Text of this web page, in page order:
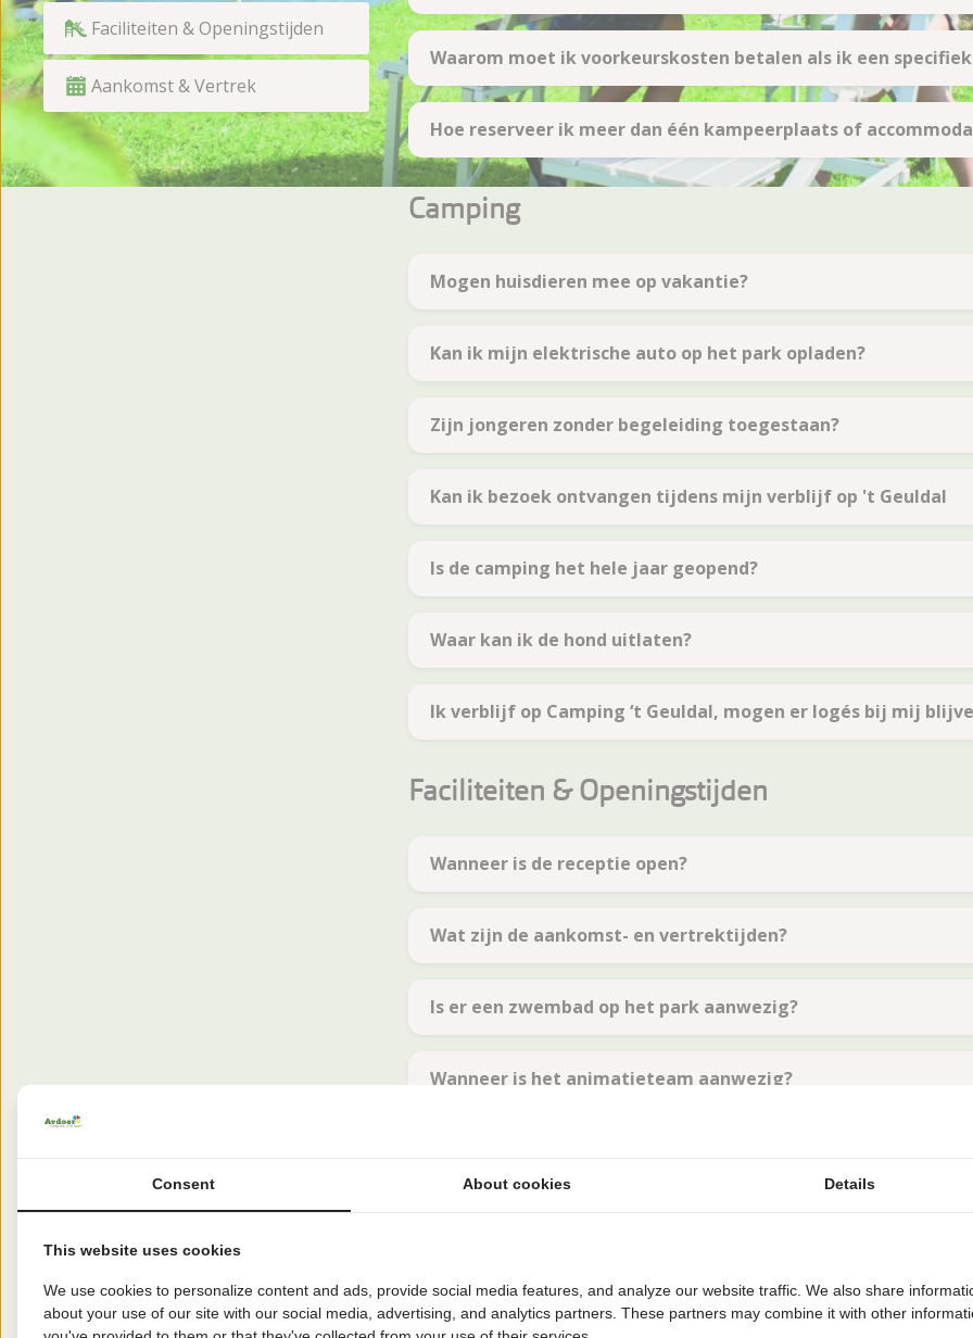
Faciliteiten & Openingstijden
Aankomst & Vertrek
Waarom moet ik voorkeurskosten betalen als ik een
Hoe reserveer ik meer dan één kampeerplaats of
Camping
Mogen huisdieren mee op vakantie?
Kan ik mijn elektrische auto op het park opladen?
Zijn jongeren zonder begeleiding toegestaan?
Kan ik bezoek ontvangen tijdens mijn verblijf op 't Geuldal
Is de camping het hele jaar geopend?
Waar kan ik de hond uitlaten?
Ik verblijf op Camping ‘t Geuldal, mogen er logés bij mij
Faciliteiten & Openingstijden
Wanneer is de receptie open?
Wat zijn de aankomst- en vertrektijden?
Is er een zwembad op het park aanwezig?
Wanneer is het animatieteam aanwezig?
Aankomst & Vertrek
Consent About cookies Details
This website uses cookies
We use cookies to personalize content and ads, provide social media features, and analyze our website traffic. We also share
about your use of our site with our social media, advertising, and analytics partners. These partners may combine it with other